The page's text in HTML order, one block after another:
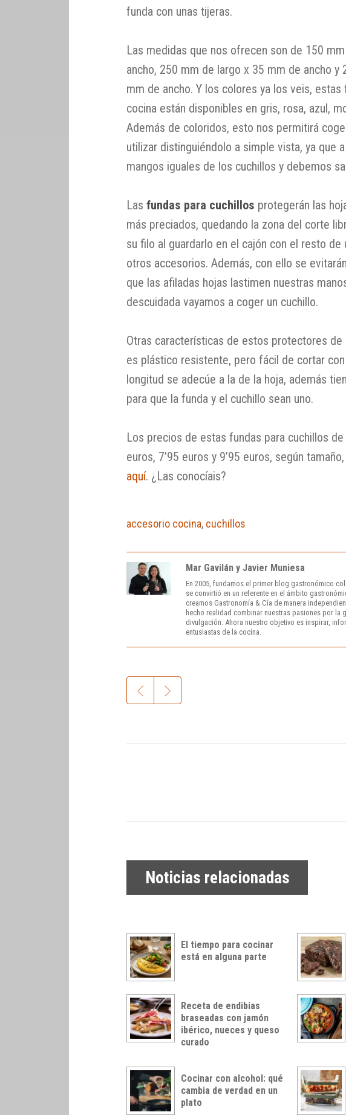
funda con unas tijeras.
Las medidas que nos ofrecen son de 150
ancho, 250 mm de largo x 35 mm de ancho y
mm de ancho. Y los colores ya los veis,
cocina están disponibles en gris, rosa, azul,
Además de coloridos, esto nos permitirá
utilizar distinguiéndolo a simple vista, ya que
mangos iguales de los cuchillos y debemos
Lasfundas para cuchillos protegerán las
más preciados, quedando la zona del corte
su filo al guardarlo en el cajón con el resto
otros accesorios. Además, con ello se
que las afiladas hojas lastimen nuestras
descuidada vayamos a coger un cuchillo.
Otras características de estos protectores de
es plástico resistente, pero fácil de cortar
longitud se adecúe a la de la hoja, además
para que la funda y el cuchillo sean uno.
Los precios de estas fundas para cuchillos de
euros, 7’95 euros y 9’95 euros, según
aquí. ¿Las conocíais?
accesorio cocina, cuchillos
Mar Gavilán y Javier Muniesa
En 2005, fundamos el primer blog gastronómico
se convirtió en un referente en el ámbito
creamos Gastronomía & Cía de manera
hecho realidad combinar nuestras pasiones por la
divulgación. Ahora nuestro objetivo es inspirar,
entusiastas de la cocina.
Noticias relacionadas
El tiempo para cocinar
está en alguna parte
Receta de endibias
braseadas con jamón
ibérico, nueces y queso
curado
Cocinar con alcohol: qué
cambia de verdad en un
plato